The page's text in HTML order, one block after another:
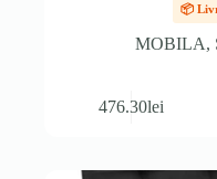
📦
MOBILA,
476.30lei